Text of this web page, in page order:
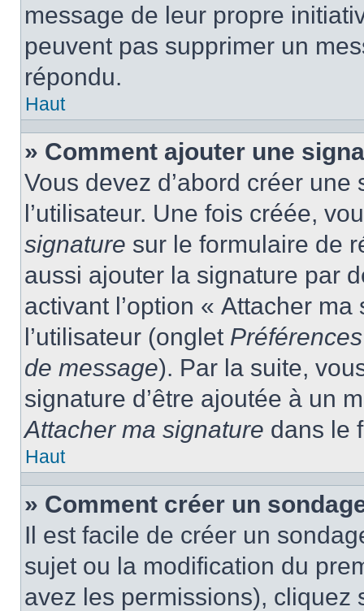
message de leur propre
peuvent pas supprimer un
répondu.
Haut
» Comment ajouter une
Vous devez d’abord créer
l’utilisateur. Une fois créée,
signature sur le formulaire de
aussi ajouter la signature par
activant l’option « Attacher
l’utilisateur (onglet
de message). Par la suite,
signature d’être ajoutée à un
Attacher ma signature dans le
Haut
» Comment créer un
Il est facile de créer un
sujet ou la modification du
avez les permissions), cliquez